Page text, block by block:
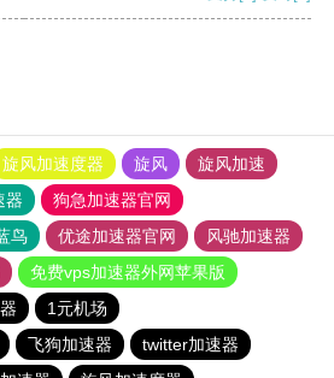
旋风加速度器 旋风
旋风加速
器
狗急加速器官网
鸟 优途加速器官网
风驰加速器
免费vps加速器外网苹果版
1元机场
飞狗加速器
twitter加速器